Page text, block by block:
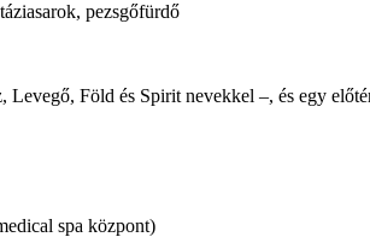
pezsgőfürdő
Föld és Spirit nevekkel –, és egy
spa központ)